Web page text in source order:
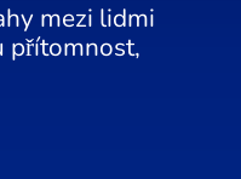
mezi lidmi
přítomnost,